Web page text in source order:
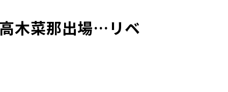
木菜那出場…リベ